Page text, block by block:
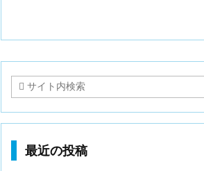
最近の投稿